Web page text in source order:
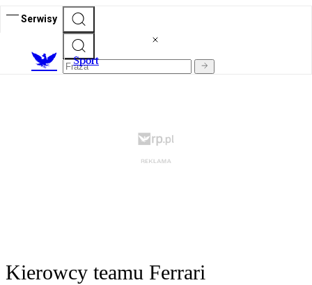
Serwisy
Sport
Kierowcy teamu Ferrari